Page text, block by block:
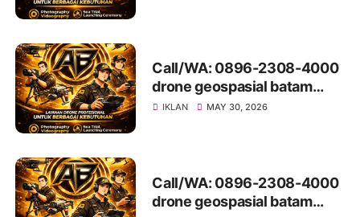
Call/WA: 0896-2308-4000
drone geospasial batam
LubukBaja
IKLAN MAY 30, 2026
Call/WA: 0896-2308-4000
drone geospasial batam